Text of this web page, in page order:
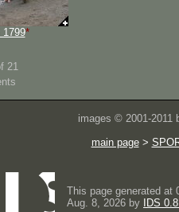
1799*
21
images © 2001-2011
main page>
This page generated at
Aug. 8, 2026 by
IDS